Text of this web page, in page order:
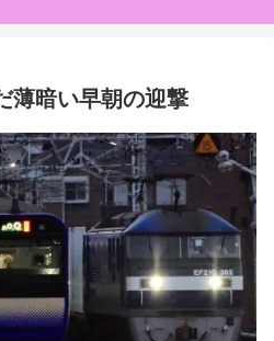
薄暗い早朝の迎撃